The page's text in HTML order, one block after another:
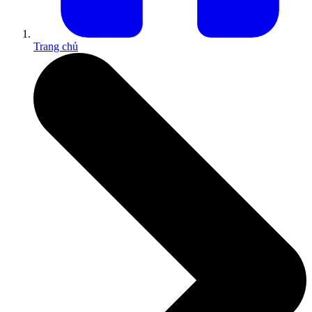
Trang chủ